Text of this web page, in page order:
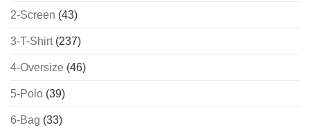
2-Screen (43)
3-T-Shirt(237)
4-Oversize (46)
5-Polo (39)
6-Bag (33)